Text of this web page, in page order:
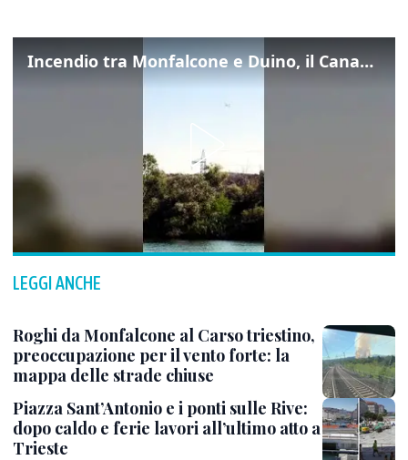
Incendio tra Monfalcone e Duino, il Canadair in azione per fermare le fiamme sul fronte dell’A4
LEGGI ANCHE
Roghi da Monfalcone al Carso triestino,
preoccupazione per il vento forte: la
mappa delle strade chiuse
Piazza Sant’Antonio e i ponti sulle Rive:
dopo caldo e ferie lavori all’ultimo atto a
Trieste